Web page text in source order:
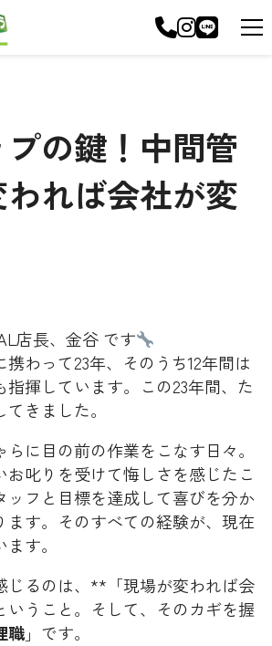
の鍵！中間管
れば会社が変
店長、金谷 です
わって23年、そのうち12年間は
揮しています。この23年間、た
きました。
に目の前の作業をこなす日々。
お叱りを受けて悔しさを感じたこ
ッフと目標を達成して喜びを分か
ます。そのすべての経験が、現在
す。
じるのは、**「現場が変われば会
うこと。そして、そのカギを握
職」です。